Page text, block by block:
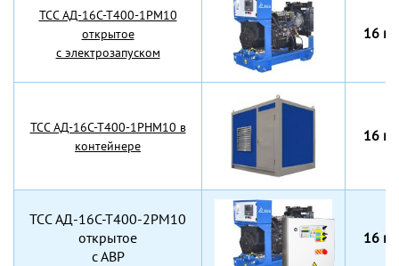
TCC АД-16С-Т400-1РМ10
открытое
с электрозапуском
16
TCC АД-16С-Т400-1РНМ10 в
контейнере
16
TCC АД-16С-Т400-2РМ10
открытое
с АВР
16